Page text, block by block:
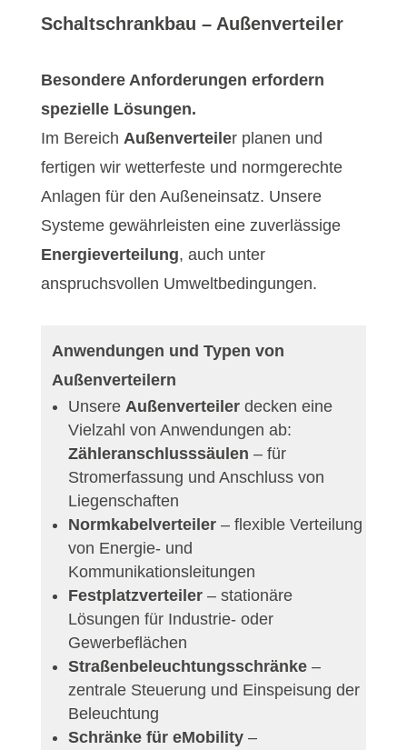
Schaltschrankbau – Außenverteiler
Besondere Anforderungen erfordern
spezielle Lösungen.
Im Bereich Außenverteiler planen und
fertigen wir wetterfeste und normgerechte
Anlagen für den Außeneinsatz. Unsere
Systeme gewährleisten eine zuverlässige
Energieverteilung, auch unter
anspruchsvollen Umweltbedingungen.
Anwendungen und Typen von
Außenverteilern
Unsere Außenverteilerdecken eine
Vielzahl von Anwendungen ab:
Zähleranschlusssäulen – für
Stromerfassung und Anschluss von
Liegenschaften
Normkabelverteiler– flexible Verteilung
von Energie- und
Kommunikationsleitungen
Festplatzverteiler– stationäre
Lösungen für Industrie- oder
Gewerbeflächen
Straßenbeleuchtungsschränke–
zentrale Steuerung und Einspeisung der
Beleuchtung
Schränke für eMobility–